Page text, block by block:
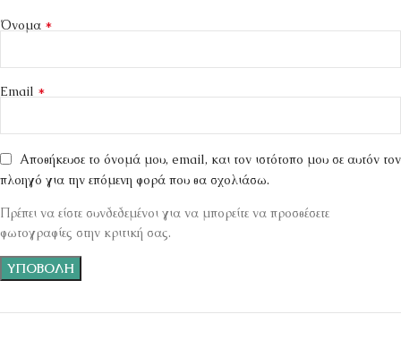
Όνομα *
Email *
Αποθήκευσε το όνομά μου, email, και τον ιστότοπο μου σε αυτόν τον
πλοηγό για την επόμενη φορά που θα σχολιάσω.
Πρέπει να είστε συνδεδεμένοι για να μπορείτε να προσθέσετε
φωτογραφίες στην κριτική σας.